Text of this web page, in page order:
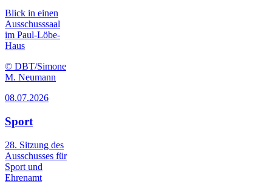
Blick in einen
Ausschusssaal
im Paul-Löbe-
Haus
© DBT/Simone
M. Neumann
08.07.2026
Sport
28. Sitzung des
Ausschusses für
Sport und
Ehrenamt